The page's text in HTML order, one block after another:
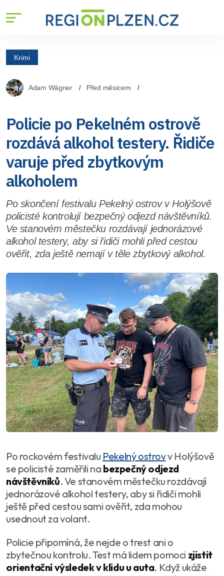
Krimi
Adam Wágner Před měsícem
Policie po Pekelném ostrově
rozdává alkohol testery. Řidiče
varuje před zbytkovým
alkoholem
Po skončení festivalu Pekelný ostrov v Holýšově
policisté kontrolují bezpečný odjezd návštěvníků.
Ve stanovém městečku rozdávají jednorázové
alkohol testery, aby si řidiči mohli před cestou
ověřit, zda ještě nemají v těle zbytkový alkohol.
Po rockovém festivalu Pekelný ostrovv Holýšově
se policisté zaměřili na bezpečný odjezd
návštěvníků. Ve stanovém městečku rozdávají
jednorázové alkohol testery, aby si řidiči mohli
ještě před cestou sami ověřit, zda mohou
usednout za volant.
Policie připomíná, že nejde o trest ani o
zbytečnou kontrolu. Test má lidem pomoci zjistit
orientační výsledek v klidu u auta. Když ukáže